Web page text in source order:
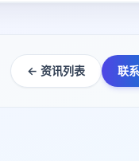
← 资讯列表 联